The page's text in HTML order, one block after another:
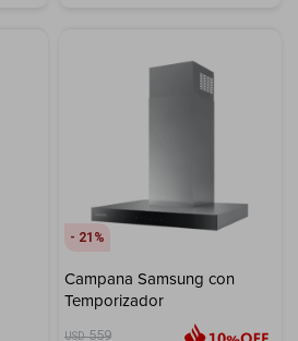
21
Campana Samsung con
Temporizador
USD 559